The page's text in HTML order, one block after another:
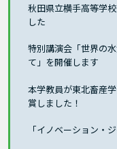
秋田県立横手高等学
した
特別講演会「世界の
て」を開催します
本学教員が東北畜産
賞しました！
「イノベーション・